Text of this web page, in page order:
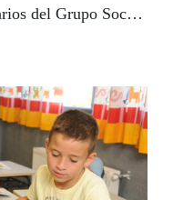
del Grupo Social
la Junta de
el pasado
en el Teatro
a los andaluces
con la sociedad.